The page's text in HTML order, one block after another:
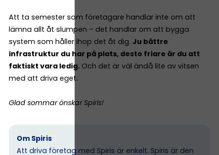
Att ta semester som företagare handlar inte om att
lämna allt åt slumpen – det handlar om att bygga
system som håller ihop det åt dig. Ju bättre
infrastruktur du har på plats, desto friare är du att
faktiskt vara ledig. Och det är väl ändå lite av vitsen
med att driva eget.
Glad sommar önskar Spiris!
Om Spiris
Att driva företag med Spiris är enkelt. Spiris är den